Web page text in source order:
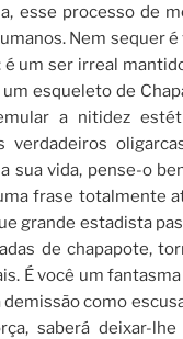
esse processo de
Nem sequer é
é um ser irreal
esqueleto de
a nitidez
verdadeiros
sua vida, pense-o
frase totalmente
grande estadista
de chapapote,
É você um
como
saberá deixar-